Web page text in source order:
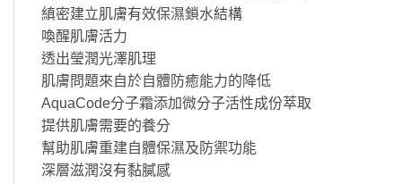
縝密建立肌膚有效保濕鎖水結構
喚醒肌膚活力
透出瑩潤光澤肌理
肌膚問題來自於自體防癒能力的降低
AquaCode分子霜添加微分子活性成份萃取
提供肌膚需要的養分
幫助肌膚重建自體保濕及防禦功能
深層滋潤沒有黏膩感